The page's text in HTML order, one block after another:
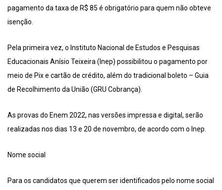
pagamento da taxa de R$ 85 é obrigatório para quem não obteve
isenção.
Pela primeira vez, o Instituto Nacional de Estudos e Pesquisas
Educacionais Anísio Teixeira (Inep) possibilitou o pagamento por
meio de Pix e cartão de crédito, além do tradicional boleto – Guia
de Recolhimento da União (GRU Cobrança).
As provas do Enem 2022, nas versões impressa e digital, serão
realizadas nos dias 13 e 20 de novembro, de acordo com o Inep.
Nome social
Para os candidatos que querem ser identificados pelo nome social